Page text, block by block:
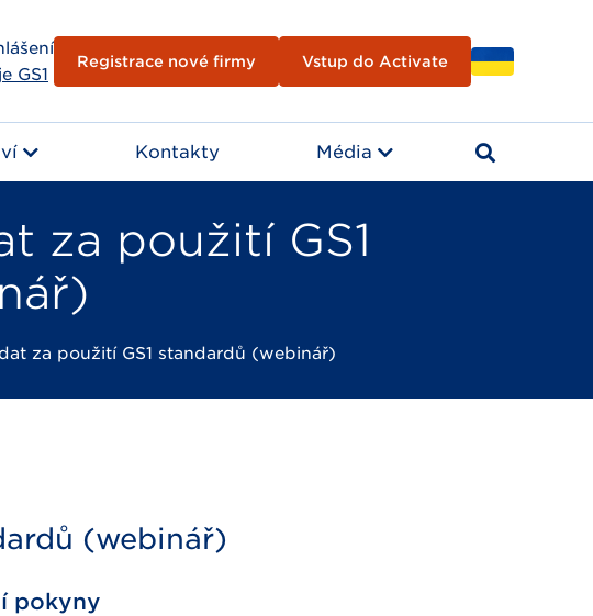
GS1
Registrace nové firmy Vstup do Activate
Kontakty Média
za použití GS1
za použití GS1 standardů (webinář)
(webinář)
pokyny